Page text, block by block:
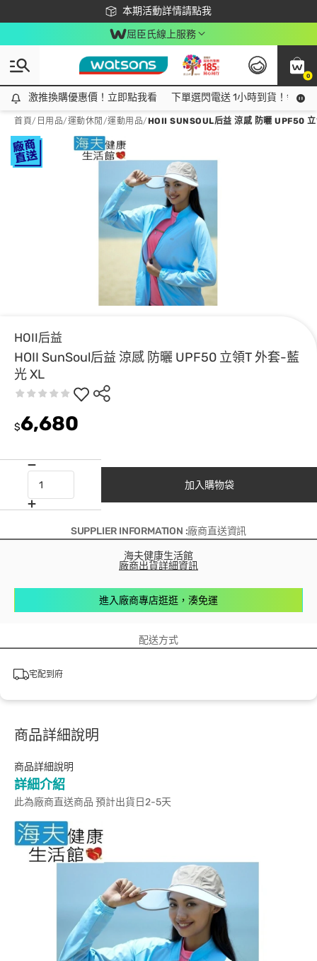
本期活動詳情請點我
下載app最高回饋$350
屈臣氏線上服務
0
激推換購優惠價！立即點我看
激推換購優惠價！立即點我看 下單選閃電送 1小時到貨！領神
首頁/ 日用品/運動休閒 /運動用品/HOII SUNSOUL后益 涼感 防曬 UPF50
HOII后益
HOII SunSoul后益 涼感 防曬 UPF50 立領T 外套-藍
光 XL
$6,680
加入購物袋
SUPPLIER INFORMATION :廠商直送資訊
海夫健康生活館
廠商出貨詳細資訊
進入廠商專店逛逛，湊免運
配送方式
宅配到府
商品詳細說明
商品詳細說明
詳細介紹
此為廠商直送商品 預計出貨日2-5天